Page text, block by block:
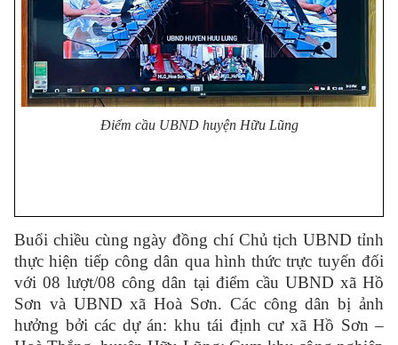
Điểm cầu UBND huyện Hữu Lũng
Buổi chiều cùng ngày đồng chí Chủ tịch UBND tỉnh
thực hiện tiếp công dân qua hình thức trực tuyến đối
với 08 lượt/08 công dân tại điểm cầu UBND xã Hồ
Sơn và UBND xã Hoà Sơn. Các công dân bị ảnh
hưởng bởi các dự án: khu tái định cư xã Hồ Sơn –